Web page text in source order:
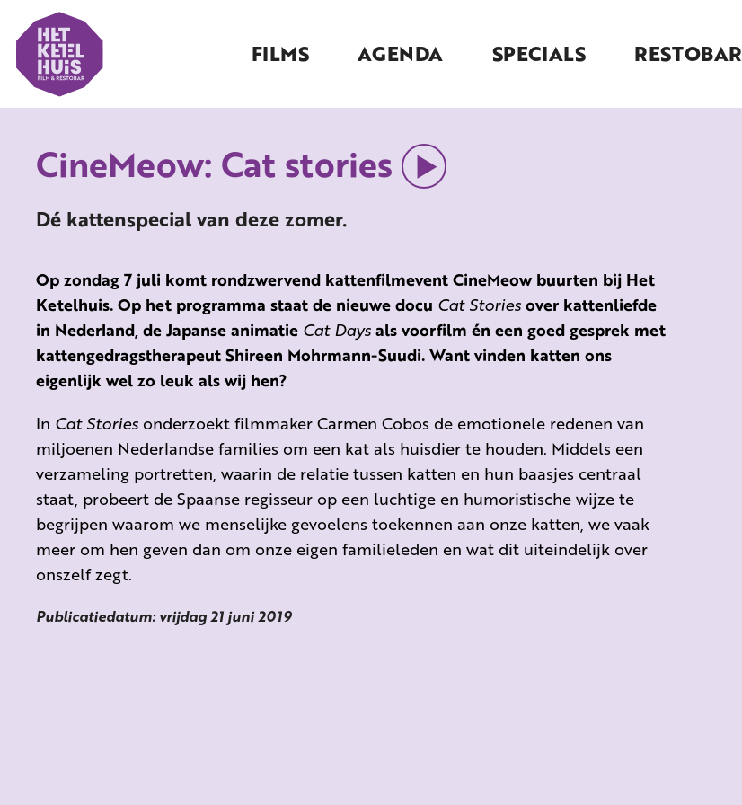
FILMS AGENDA SPECIALS RESTOBAR
CineMeow: Cat stories
Dé kattenspecial van deze zomer.
Op zondag 7 juli komt rondzwervend kattenfilmevent CineMeow buurten bij Het
Ketelhuis. Op het programma staat de nieuwe docu Cat Storiesover kattenliefde
in Nederland, de Japanse animatie Cat Daysals voorfilm én een goed gesprek met
kattengedragstherapeut Shireen Mohrmann-Suudi. Want vinden katten ons
eigenlijk wel zo leuk als wij hen?
In Cat Stories onderzoekt filmmaker Carmen Cobos de emotionele redenen van
miljoenen Nederlandse families om een kat als huisdier te houden. Middels een
verzameling portretten, waarin de relatie tussen katten en hun baasjes centraal
staat, probeert de Spaanse regisseur op een luchtige en humoristische wijze te
begrijpen waarom we menselijke gevoelens toekennen aan onze katten, we vaak
meer om hen geven dan om onze eigen familieleden en wat dit uiteindelijk over
onszelf zegt.
Publicatiedatum: vrijdag 21 juni 2019